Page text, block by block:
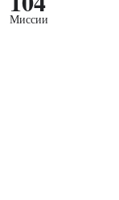
Миссии